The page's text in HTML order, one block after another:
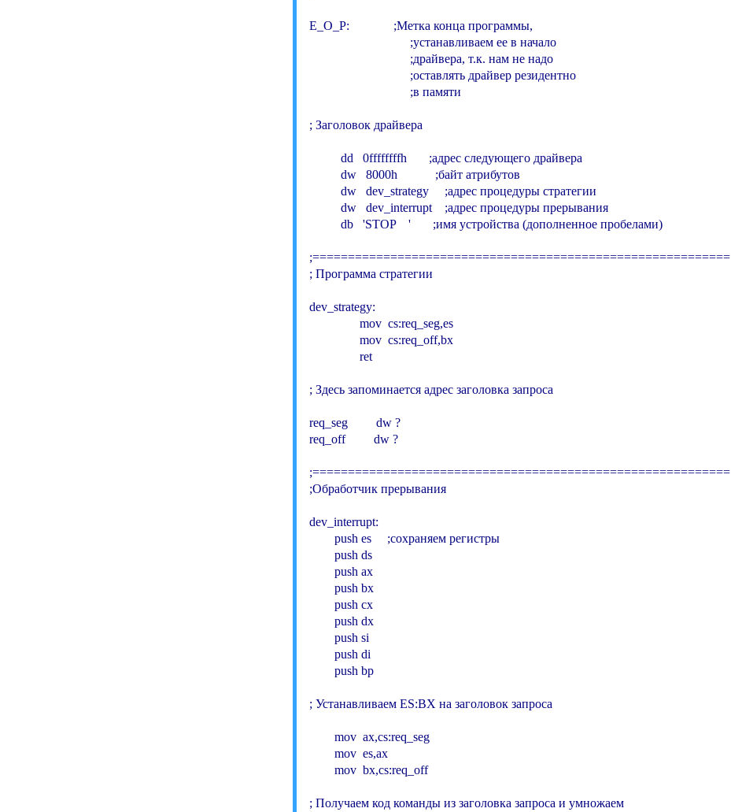
E_O_P:              ;Метка конца программы,
                                ;устанавливаем ее в начало
                                ;драйвера, т.к. нам не надо
                                ;оставлять драйвер резидентно
                                ;в памяти
; Заголовок драйвера
          dd   0ffffffffh       ;адрес следующего драйвера
          dw   8000h            ;байт атрибутов
          dw   dev_strategy     ;адрес процедуры стратегии
          dw   dev_interrupt    ;адрес процедуры прерывания
          db   'STOP    '       ;имя устройства (дополненное пробелами)
;===========================================================
; Программа стратегии
dev_strategy:
                mov  cs:req_seg,es
                mov  cs:req_off,bx
                ret
; Здесь запоминается адрес заголовка запроса
req_seg         dw ?
req_off         dw ?
;===========================================================
;Обработчик прерывания
dev_interrupt:
        push es     ;сохраняем регистры
        push ds
        push ax
        push bx
        push cx
        push dx
        push si
        push di
        push bp
; Устанавливаем ES:BX на заголовок запроса
        mov  ax,cs:req_seg
        mov  es,ax
        mov  bx,cs:req_off
; Получаем код команды из заголовка запроса и умножаем